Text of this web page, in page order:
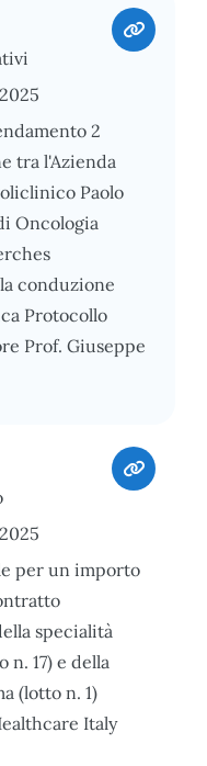
2
tra l'Azienda
Paolo
Oncologia
conduzione
Protocollo
Prof. Giuseppe
per un importo
specialità
n. 17) e della
(lotto n. 1)
Italy